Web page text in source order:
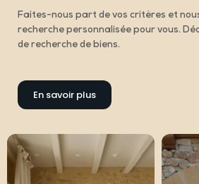
Faites-nous part de vos critères et
recherche personnalisée pour vous.
de recherche de biens.
En savoir plus